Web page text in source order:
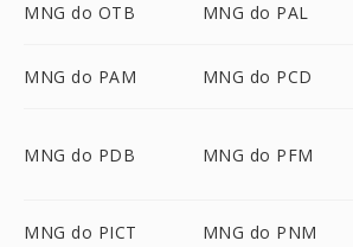
MNG do OTB MNG do PAL
MNG do PAM MNG do PCD
MNG do PDB MNG do PFM
MNG do PICT MNG do PNM